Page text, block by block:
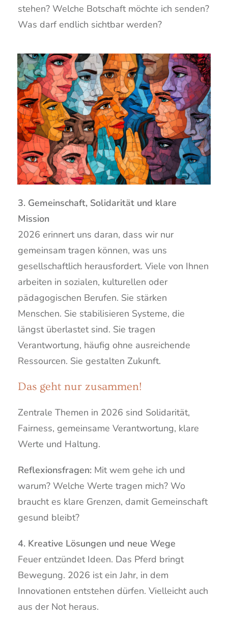
stehen? Welche Botschaft möchte ich senden?
Was darf endlich sichtbar werden?
3. Gemeinschaft, Solidarität und klare
Mission
2026 erinnert uns daran, dass wir nur
gemeinsam tragen können, was uns
gesellschaftlich herausfordert. Viele von Ihnen
arbeiten in sozialen, kulturellen oder
pädagogischen Berufen. Sie stärken
Menschen. Sie stabilisieren Systeme, die
längst überlastet sind. Sie tragen
Verantwortung, häufig ohne ausreichende
Ressourcen. Sie gestalten Zukunft.
Das geht nur zusammen!
Zentrale Themen in 2026 sind Solidarität,
Fairness, gemeinsame Verantwortung, klare
Werte und Haltung.
Reflexionsfragen:Mit wem gehe ich und
warum? Welche Werte tragen mich? Wo
braucht es klare Grenzen, damit Gemeinschaft
gesund bleibt?
4. Kreative Lösungen und neue Wege
Feuer entzündet Ideen. Das Pferd bringt
Bewegung. 2026 ist ein Jahr, in dem
Innovationen entstehen dürfen. Vielleicht auch
aus der Not heraus.